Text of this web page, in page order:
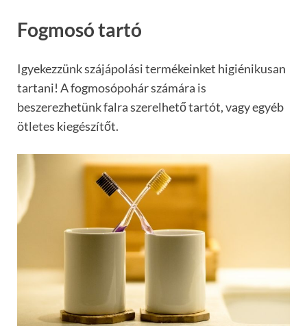
Fogmosó tartó
Igyekezzünk szájápolási termékeinket higiénikusan
tartani! A fogmosópohár számára is
beszerezhetünk falra szerelhető tartót, vagy egyéb
ötletes kiegészítőt.